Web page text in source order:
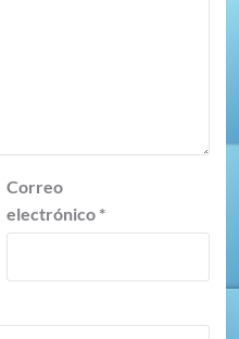
Correo
electrónico *